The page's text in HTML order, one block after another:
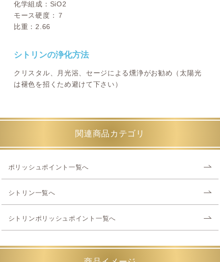
化学組成：SiO2
モース硬度：７
比重：2.66
シトリンの浄化方法
クリスタル、月光浴、セージによる燻浄がお勧め（太陽光
は褪色を招くため避けて下さい）
関連商品カテゴリ
ポリッシュポイント一覧へ
シトリン一覧へ
シトリンポリッシュポイント一覧へ